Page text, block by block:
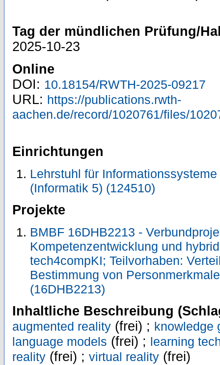
Tag der mündlichen Prüfung/
2025-10-23
Online
DOI: 10.18154/RWTH-2025-09217
URL: https://publications.rwth-
aachen.de/record/1020761/files/
Einrichtungen
Lehrstuhl für
(Informatik 5) (124510)
Projekte
BMBF 16DHB2213 -
Kompetenzentwicklung und
tech4compKI; Teilvorhaben:
Bestimmung von
(16DHB2213)
Inhaltliche Beschreibung
augmented reality (frei) ; knowledge
language models (frei) ; learning
reality (frei) ; virtual reality (frei)